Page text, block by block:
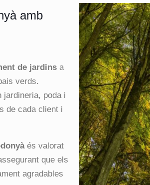
amb
de jardins a
verds.
jardineria, poda i
de cada client i
és valorat
que els
agradables